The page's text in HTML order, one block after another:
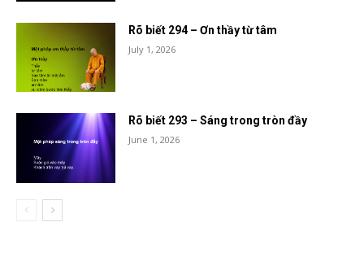
Rõ biết 294 – Ơn thầy từ tâm
July 1, 2026
Rõ biết 293 – Sáng trong tròn đầy
June 1, 2026